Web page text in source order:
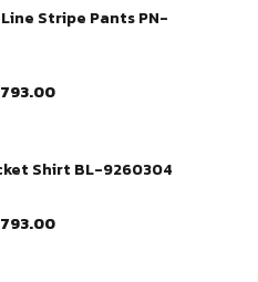
ช้อปเลย
Line Stripe Pants PN-
Current
฿2,793.00.
ช้อปเลย
Shirt BL-9260304
Current